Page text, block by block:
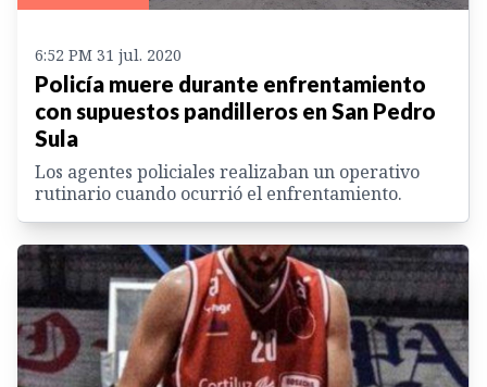
6:52 PM 31 jul. 2020
Policía muere durante enfrentamiento
con supuestos pandilleros en San Pedro
Sula
Los agentes policiales realizaban un operativo
rutinario cuando ocurrió el enfrentamiento.